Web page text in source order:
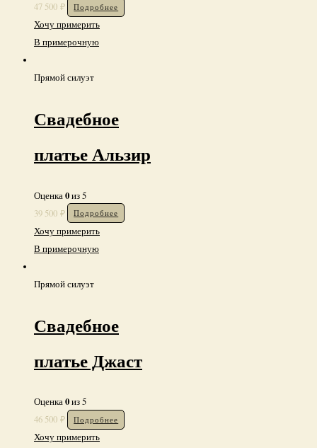
Оценка
из 5
47 500₽ Подробнее
Хочу примерить
Свадебное
платье Альзир
Оценка
из 5
39 500₽ Подробнее
Хочу примерить
Свадебное
платье Джаст
Оценка
из 5
46 500₽ Подробнее